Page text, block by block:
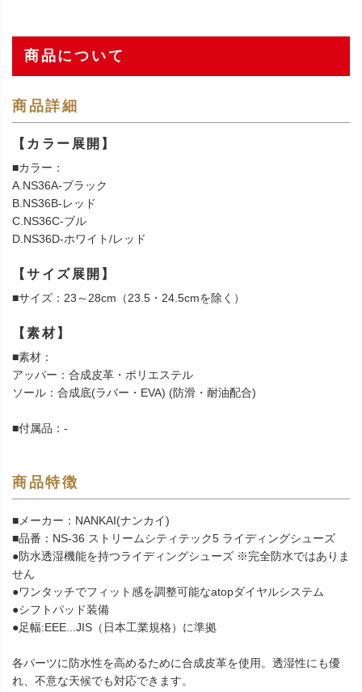
商品について
商品詳細
【カラー展開】
■カラー：
A.NS36A-ブラック
B.NS36B-レッド
C.NS36C-ブル
D.NS36D-ホワイト/レッド
【サイズ展開】
■サイズ：23～28cm（23.5・24.5cmを除く）
【素材】
■素材：
アッパー：合成皮革・ポリエステル
ソール：合成底(ラバー・EVA) (防滑・耐油配合)
■付属品：-
商品特徴
■メーカー：NANKAI(ナンカイ)
■品番：NS-36 ストリームシティテック5 ライディングシューズ
●防水透湿機能を持つライディングシューズ ※完全防水ではありま
せん
●ワンタッチでフィット感を調整可能なatopダイヤルシステム
●シフトパッド装備
●足幅:EEE...JIS（日本工業規格）に準拠
各パーツに防水性を高めるために合成皮革を使用。透湿性にも優
れ、不意な天候でも対応できます。